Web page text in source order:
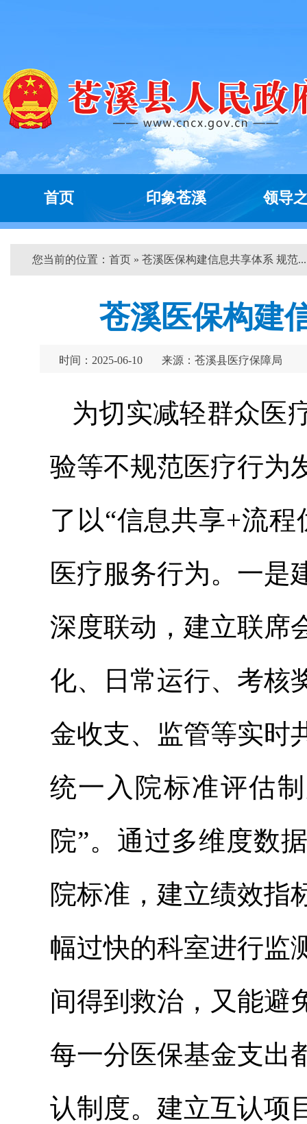
首页 印象苍溪 领导
您当前的位置： 首页 » 苍溪医保构建信息共享体系 规范
苍溪医保构建
时间：2025-06-10 来源：苍溪县医疗保障局
为切实减轻群众医
验等不规范医疗行为
了以“信息共享+流
医疗服务行为。一是
深度联动，建立联席
化、日常运行、考核
金收支、监管等实时
统一入院标准评估
院”。通过多维度数
院标准，建立绩效指
幅过快的科室进行监
间得到救治，又能避
每一分医保基金支出
认制度。建立互认项